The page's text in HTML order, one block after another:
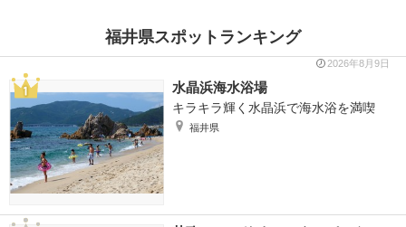
福井県スポットランキング
2026年8月9日
水晶浜海水浴場
キラキラ輝く水晶浜で海水浴を満喫
福井県